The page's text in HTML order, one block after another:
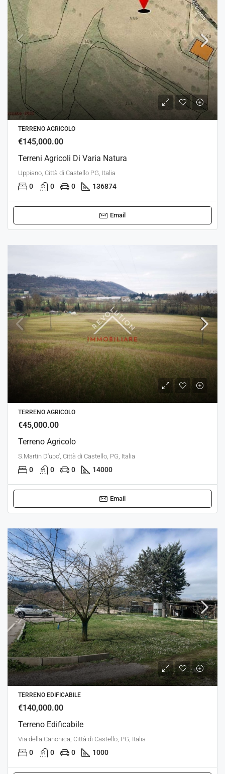
TERRENO AGRICOLO
€145,000.00
Terreni Agricoli Di Varia Natura
Uppiano, Città di Castello PG, Italia
0 0 0 136874
Email
TERRENO AGRICOLO
€45,000.00
Terreno Agricolo
S.Martin D'upo', Città di Castello, PG, Italia
0 0 0 14000
Email
TERRENO EDIFICABILE
€140,000.00
Terreno Edificabile
Via della Canonica, Città di Castello, PG, Italia
0 0 0 1000